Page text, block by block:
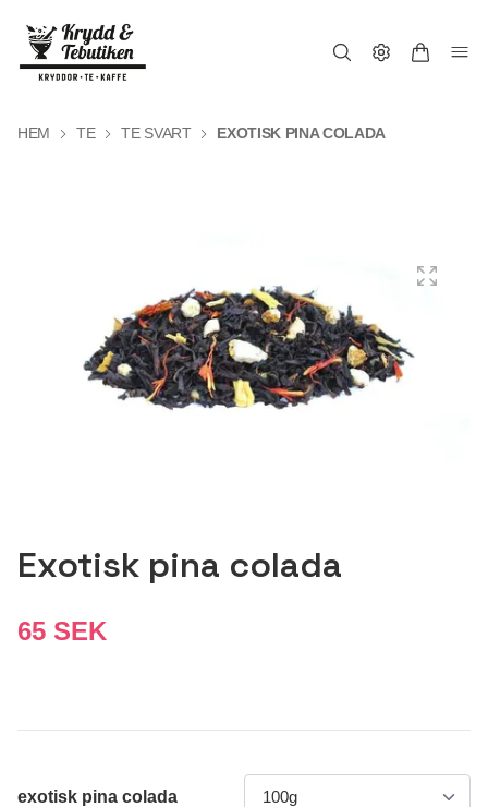
HEM TE TE SVART EXOTISK PINA COLADA
Exotisk pina colada
65 SEK
exotisk pina colada